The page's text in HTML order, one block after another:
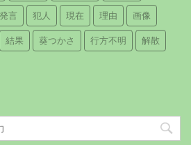
言 犯人 現在 理由 画像
結果 葵つかさ 行方不明 解散